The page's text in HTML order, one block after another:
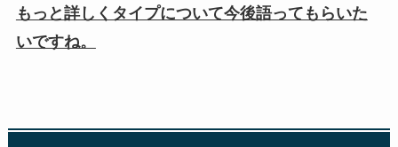
もっと詳しくタイプについて今後語ってもらいた
いですね。